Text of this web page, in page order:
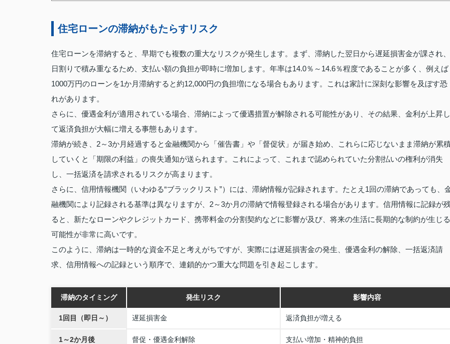
住宅ローンの滞納がもたらすリスク
住宅ローンを滞納すると、早期でも複数の重大なリスクが発生します。まず、滞納した翌日から遅延損害金が課され、
日割りで積み重なるため、支払い額の負担が即時に増加します。年率は14.0％～14.6％程度であることが多く、例えば
1000万円のローンを1か月滞納すると約12,000円の負担増になる場合もあります。これは家計に深刻な影響を及ぼす恐
れがあります。
さらに、優遇金利が適用されている場合、滞納によって優遇措置が解除される可能性があり、その結果、金利が上昇し
て返済負担が大幅に増える事態もあります。
滞納が続き、2～3か月経過すると金融機関から「催告書」や「督促状」が届き始め、これらに応じないまま滞納が累
していくと「期限の利益」の喪失通知が送られます。これによって、これまで認められていた分割払いの権利が消失
し、一括返済を請求されるリスクが高まります。
さらに、信用情報機関（いわゆる“ブラックリスト”）には、滞納情報が記録されます。たとえ1回の滞納であっても、
融機関により記録される基準は異なりますが、2～3か月の滞納で情報登録される場合があります。信用情報に記録が
ると、新たなローンやクレジットカード、携帯料金の分割契約などに影響が及び、将来の生活に長期的な制約が生じる
可能性が非常に高いです。
このように、滞納は一時的な資金不足と考えがちですが、実際には遅延損害金の発生、優遇金利の解除、一括返済請
求、信用情報への記録という順序で、連鎖的かつ重大な問題を引き起こします。
滞納のタイミング 発生リスク 影響内容
1回目（即日～） 遅延損害金 返済負担が増える
1～2か月後 督促・優遇金利解除 支払い増加・精神的負担